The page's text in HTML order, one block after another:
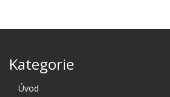
Kategorie
Úvod